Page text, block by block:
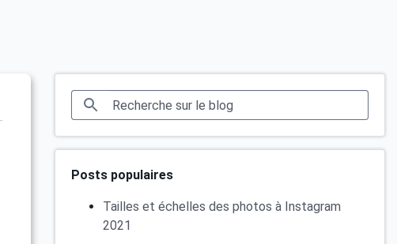
Posts populaires
Tailles et échelles des photos à Instagram
2021